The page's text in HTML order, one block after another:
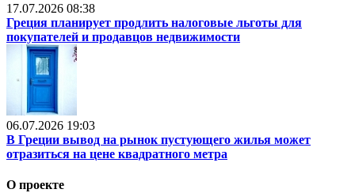
17.07.2026 08:38
Греция планирует продлить налоговые льготы для
покупателей и продавцов недвижимости
06.07.2026 19:03
В Греции вывод на рынок пустующего жилья может
отразиться на цене квадратного метра
О проекте